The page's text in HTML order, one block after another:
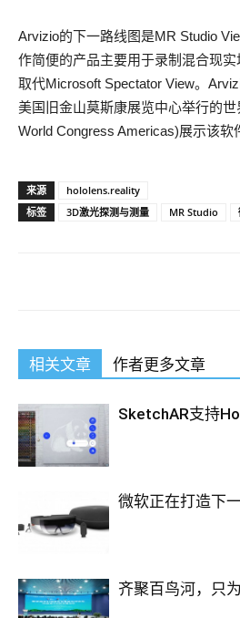
Arvizio的下一路线图是MR Studio
作简便的产品主要用于录制混合现
取代Microsoft Spectator View。
美国旧金山莫斯康展览中心举行的
World Congress Americas)展示该软
来源
hololens.reality
标签
3D激光探测与测量 MR Studio
相关文章 作者更多文章
SketchAR支持
微软正在打造下
齐聚百鸟河，只